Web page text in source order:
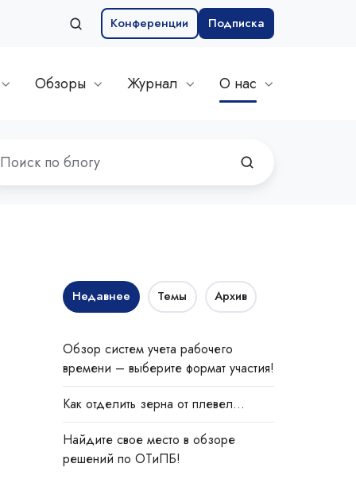
Конференции Подписка
Обзоры Журнал О нас
Недавнее Темы Архив
Обзор систем учета рабочего
времени – выберите формат участия!
Как отделить зерна от плевел…
Найдите свое место в обзоре
решений по ОТиПБ!